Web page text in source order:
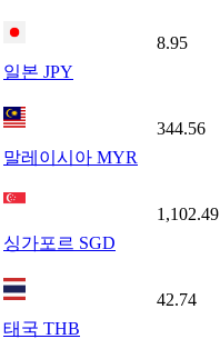
일본 JPY
8.95
말레이시아 MYR
344.56
싱가포르 SGD
1,102.49
태국 THB
42.74